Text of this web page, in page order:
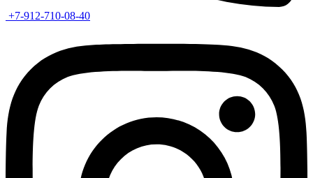
+7-912-710-08-40